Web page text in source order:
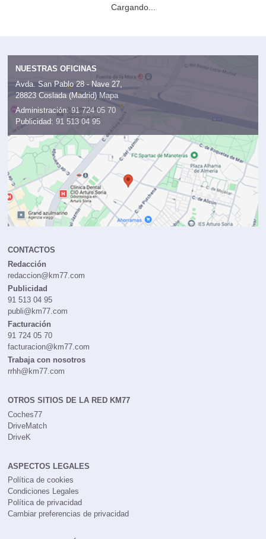
Cargando...
NUESTRAS OFICINAS
Avda. San Pablo 28 - Nave 27,
28823 Coslada (Madrid) Mapa
Administración: 91 724 05 70
Publicidad: 91 513 04 95
CONTACTOS
Redacción
redaccion@km77.com
Publicidad
91 513 04 95
publi@km77.com
Facturación
91 724 05 70
facturacion@km77.com
Trabaja con nosotros
rrhh@km77.com
OTROS SITIOS DE LA RED KM77
Coches77
DriveMatch
DriveK
ASPECTOS LEGALES
Política de cookies
Condiciones Legales
Política de privacidad
Cambiar preferencias de privacidad